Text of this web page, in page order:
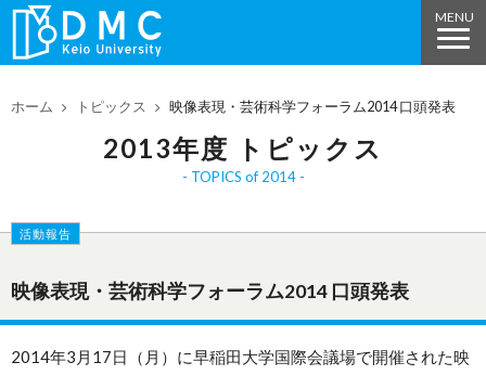
ホーム トピックス 映像表現・芸術科学フォーラム2014 口頭発表
2013年度 トピックス
TOPICS of 2014
活動報告
映像表現・芸術科学フォーラム2014 口頭発表
2014年3月17日（月）に早稲田大学国際会議場で開催された映